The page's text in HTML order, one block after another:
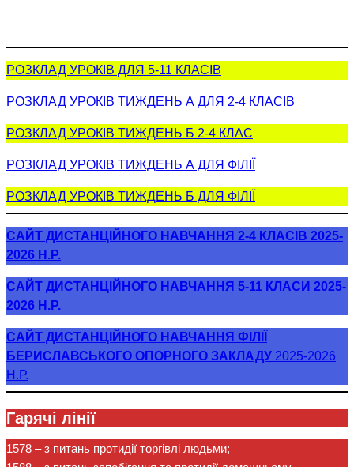
РОЗКЛАД УРОКІВ ДЛЯ 5-11 КЛАСІВ
РОЗКЛАД УРОКІВ ТИЖДЕНЬ А ДЛЯ 2-4 КЛАСІВ
РОЗКЛАД УРОКІВ ТИЖДЕНЬ Б 2-4 КЛАС
РОЗКЛАД УРОКІВ ТИЖДЕНЬ А ДЛЯ ФІЛІЇ
РОЗКЛАД УРОКІВ ТИЖДЕНЬ Б ДЛЯ ФІЛІЇ
САЙТ ДИСТАНЦІЙНОГО НАВЧАННЯ 2-4 КЛАСІВ 2025-
2026 Н.Р.
САЙТ ДИСТАНЦІЙНОГО НАВЧАННЯ 5-11 КЛАСИ 2025-
2026 Н.Р.
САЙТ ДИСТАНЦІЙНОГО НАВЧАННЯ ФІЛІЇ
БЕРИСЛАВСЬКОГО ОПОРНОГО ЗАКЛАДУ 2025-2026
Н.Р.
Гарячі лінії
1578 – з питань протидії торгівлі людьми;